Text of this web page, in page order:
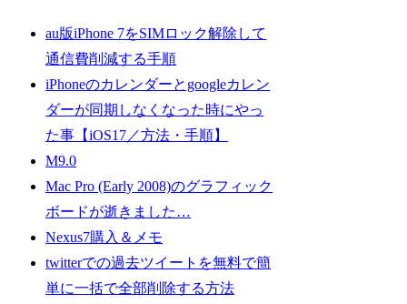
au版iPhone 7をSIMロック解除して
通信費削減する手順
iPhoneのカレンダーとgoogleカレン
ダーが同期しなくなった時にやっ
た事【iOS17／方法・手順】
M9.0
Mac Pro (Early 2008)のグラフィック
ボードが逝きました…
Nexus7購入＆メモ
twitterでの過去ツイートを無料で簡
単に一括で全部削除する方法